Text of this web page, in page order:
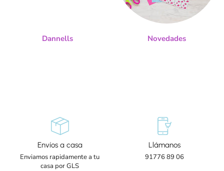
Dannells Novedades
Envíos a casa
Enviamos rapidamente a tu
casa por GLS
Llámanos
91776 89 06